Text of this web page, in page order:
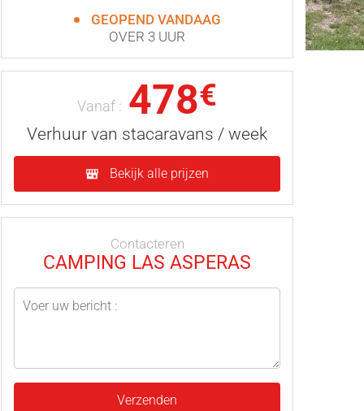
GEOPEND VANDAAG
OVER 3 UUR
Vanaf : 478€
Verhuur van stacaravans / week
Bekijk alle prijzen
Contacteren
CAMPING LAS ASPERAS
Verzenden